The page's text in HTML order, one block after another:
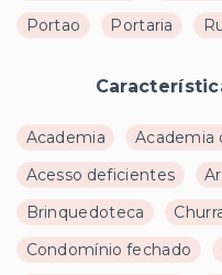
Portao
Portaria
Academia
Academia
Acesso deficientes
Brinquedoteca
Condomínio fechado